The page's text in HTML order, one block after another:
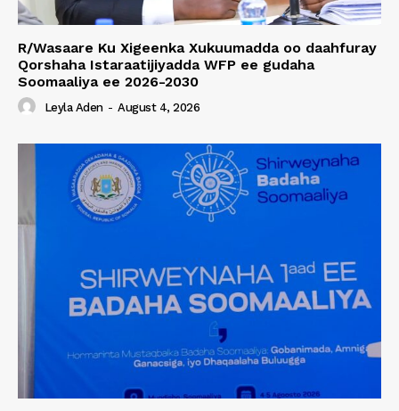
R/Wasaare Ku Xigeenka Xukuumadda oo daahfuray
Qorshaha Istaraatijiyadda WFP ee gudaha
Soomaaliya ee 2026-2030
Leyla Aden - August 4, 2026